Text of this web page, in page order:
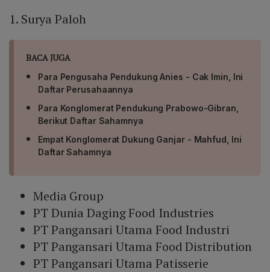
1. Surya Paloh
BACA JUGA
Para Pengusaha Pendukung Anies - Cak Imin, Ini
Daftar Perusahaannya
Para Konglomerat Pendukung Prabowo-Gibran,
Berikut Daftar Sahamnya
Empat Konglomerat Dukung Ganjar - Mahfud, Ini
Daftar Sahamnya
Media Group
PT Dunia Daging Food Industries
PT Pangansari Utama Food Industri
PT Pangansari Utama Food Distribution
PT Pangansari Utama Patisserie